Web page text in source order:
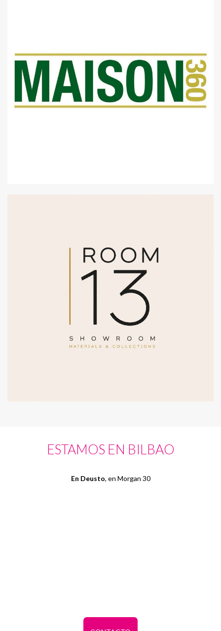
ESTAMOS EN BILBAO
En Deusto, en Morgan 30